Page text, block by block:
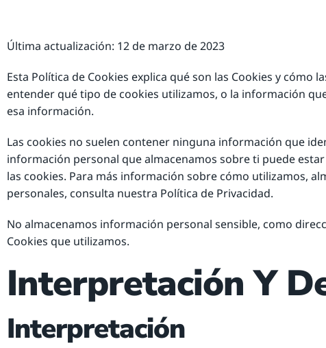
Última actualización: 12 de marzo de 2023
Esta Política de Cookies explica qué son las Cookies y cómo
entender qué tipo de cookies utilizamos, o la información
esa información.
Las cookies no suelen contener ninguna información que
información personal que almacenamos sobre ti puede
las cookies. Para más información sobre cómo utilizamos,
personales, consulta nuestra Política de Privacidad.
No almacenamos información personal sensible, como
Cookies que utilizamos.
Interpretación Y
Interpretación